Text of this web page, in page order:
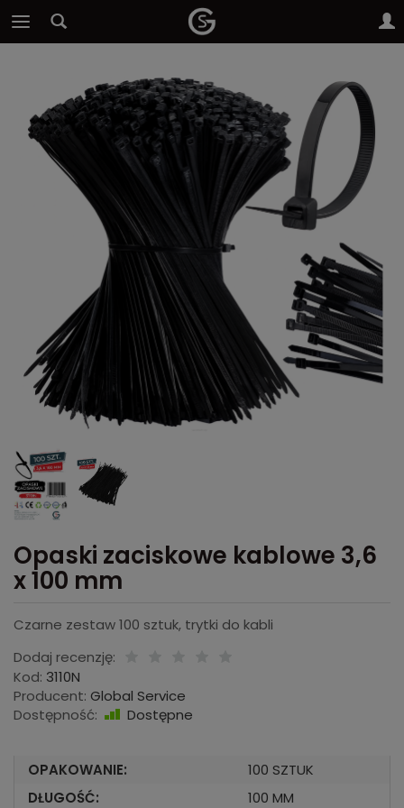
Opaski zaciskowe kablowe 3,6
x 100 mm
Czarne zestaw 100 sztuk, trytki do kabli
Dodaj recenzję:
Kod: 3110N
Producent: Global Service
Dostępność:
Dostępne
OPAKOWANIE:
100 SZTUK
DŁUGOŚĆ:
100 MM